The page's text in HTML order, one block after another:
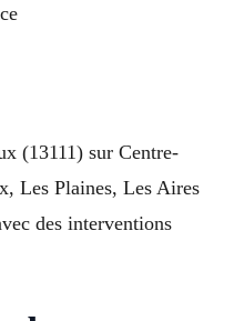
(13111) sur Centre-
Les Plaines, Les Aires
des interventions